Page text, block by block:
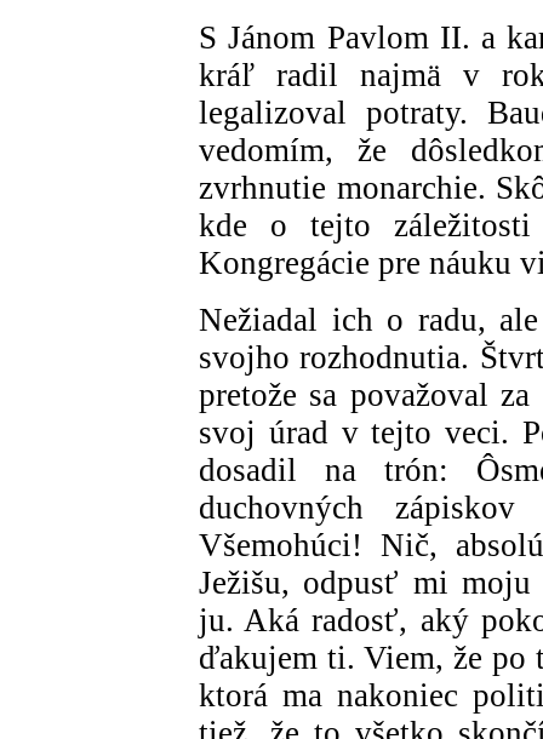
S Jánom Pavlom II. a
kráľ radil najmä v
legalizoval potraty.
vedomím, že
zvrhnutie monarchie.
kde o tejto
Kongregácie pre náuku
Nežiadal ich o radu,
svojho rozhodnutia.
pretože sa považoval
svoj úrad v tejto veci.
dosadil na trón:
duchovných
Všemohúci! Nič,
Ježišu, odpusť mi
ju. Aká radosť, aký
ďakujem ti. Viem, že po
ktorá ma nakoniec